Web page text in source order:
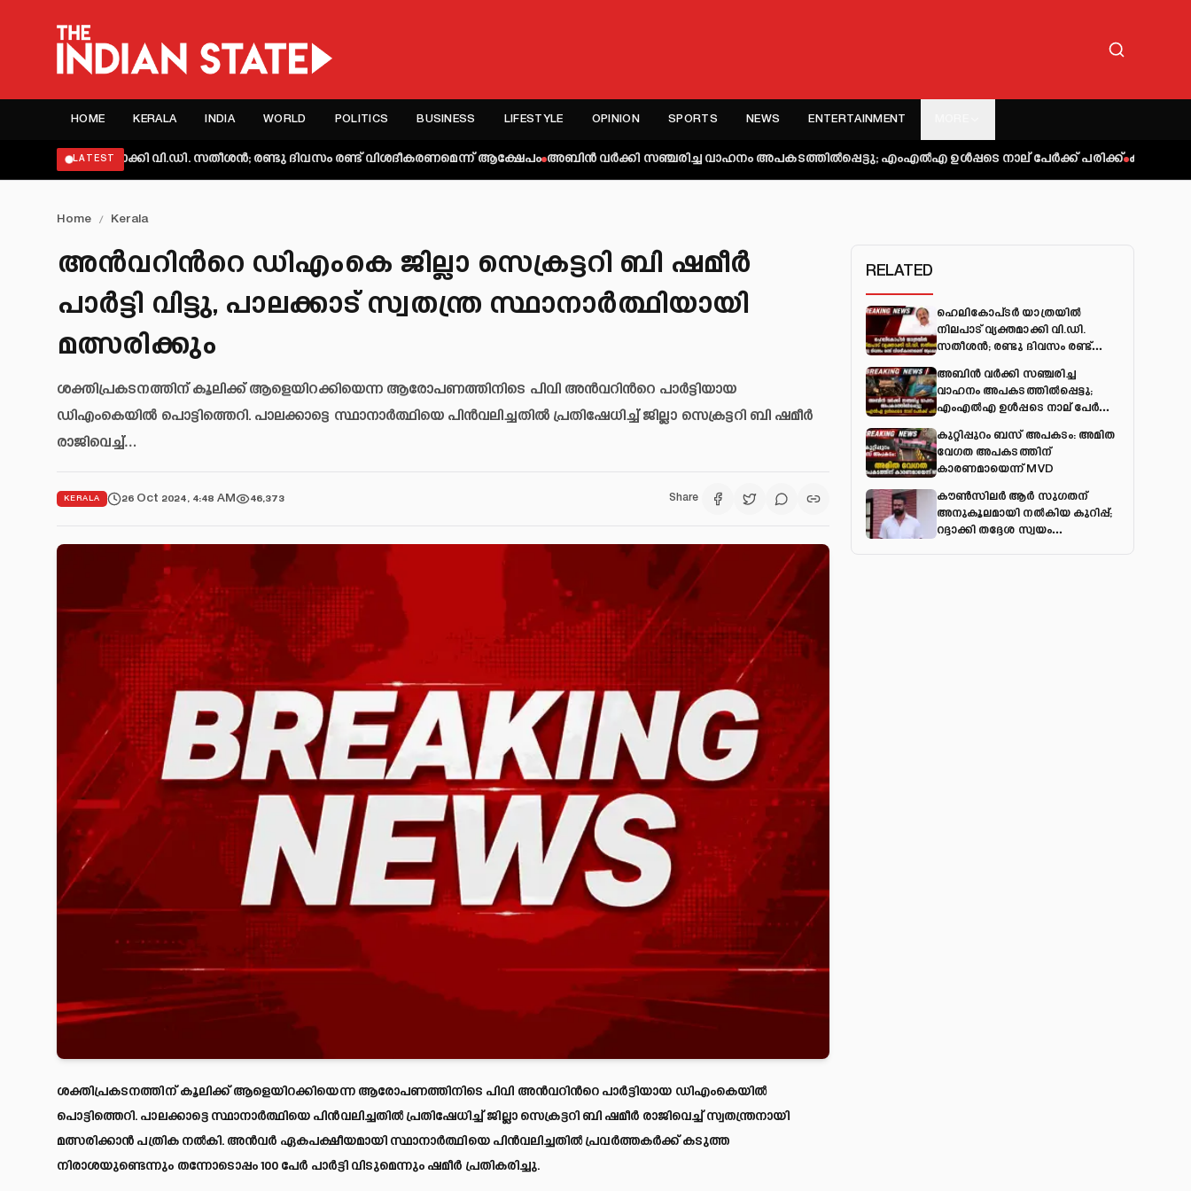
HOME KERALA INDIA WORLD POLITICS BUSINESS LIFESTYLE OPINION SPORTS NEWS ENTERTAINMENT
LATESTവി.ഡി. സതീശൻ; രണ്ടു ദിവസം രണ്ട് വിശദീകരണമെന്ന് ആക്ഷേപം അബിന്‍ വര്‍ക്കി സഞ്ചരിച്ച വാഹനം അപകടത്തില്‍പ്പെട്ടു; എംഎല്‍എ ഉള്‍പ്പടെ നാല് പേര്‍ക്ക് പരിക്ക് കുറ്റിപ്പുറം ബസ്
Home / Kerala
അൻവറിന്‍റെ ഡിഎംകെ ജില്ലാ സെക്രട്ടറി ബി ഷമീർ
പാർട്ടി വിട്ടു, പാലക്കാട് സ്വതന്ത്ര സ്ഥാനാർത്ഥിയായി
മത്സരിക്കും
ശക്തിപ്രകടനത്തിന് കൂലിക്ക് ആളെയിറക്കിയെന്ന ആരോപണത്തിനിടെ പിവി അൻവറിന്‍റെ പാ‍ർട്ടിയായ
ഡിഎംകെയിൽ പൊട്ടിത്തെറി. പാലക്കാട്ടെ സ്ഥാനാർത്ഥിയെ പിൻവലിച്ചതിൽ പ്രതിഷേധിച്ച് ജില്ലാ സെക്രട്ടറി ബി ഷമീർ
രാജിവെച്ച്…
KERALA 26 Oct 2024, 4:48 AM 46,373 Share
ശക്തിപ്രകടനത്തിന് കൂലിക്ക് ആളെയിറക്കിയെന്ന ആരോപണത്തിനിടെ പിവി അൻവറിന്‍റെ പാ‍ർട്ടിയായ ഡിഎംകെയിൽ
പൊട്ടിത്തെറി. പാലക്കാട്ടെ സ്ഥാനാർത്ഥിയെ പിൻവലിച്ചതിൽ പ്രതിഷേധിച്ച് ജില്ലാ സെക്രട്ടറി ബി ഷമീർ രാജിവെച്ച് സ്വതന്ത്രനായി
മത്സരിക്കാൻ പത്രിക നൽകി. അൻവർ ഏകപക്ഷീയമായി സ്ഥാനാർത്ഥിയെ പിൻവലിച്ചതിൽ പ്രവർത്തകർക്ക് കടുത്ത
നിരാശയുണ്ടെന്നും തന്നോടൊപ്പം 100 പേർ പാർട്ടി വിടുമെന്നും ഷമീർ പ്രതികരിച്ചു.
RELATED
ഹെലികോപ്ടർ യാത്രയിൽ
നിലപാട് വ്യക്തമാക്കി വി.ഡി.
സതീശൻ; രണ്ടു ദിവസം രണ്ട്
അബിന്‍ വര്‍ക്കി സഞ്ചരിച്ച
വാഹനം അപകടത്തില്‍പ്പെട്ടു;
എംഎല്‍എ ഉള്‍പ്പടെ നാല് പേര്‍ക്ക്
കുറ്റിപ്പുറം ബസ് അപകടം: അമിത
വേഗത അപകടത്തിന്
കാരണമായെന്ന് MVD
കൗൺസിലർ ആർ സുഗതന്
അനുകൂലമായി നല്‍കിയ കുറിപ്പ്;
റദ്ദാക്കി തദ്ദേശ സ്വയം